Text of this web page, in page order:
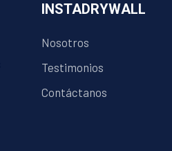
INSTADRYWALL
Nosotros
Testimonios
Contáctanos